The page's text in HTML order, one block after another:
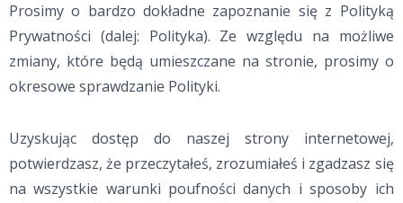
Prosimy o bardzo dokładne zapoznanie się z Polityką
Prywatności (dalej: Polityka). Ze względu na możliwe
zmiany, które będą umieszczane na stronie, prosimy o
okresowe sprawdzanie Polityki.
Uzyskując dostęp do naszej strony internetowej,
potwierdzasz, że przeczytałeś, zrozumiałeś i zgadzasz się
na wszystkie warunki poufności danych i sposoby ich